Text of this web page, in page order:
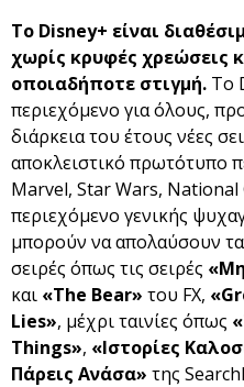
Το Disney+ είναι
χωρίς κρυφές χρεώσεις
οποιαδήποτε στιγμή. Το
περιεχόμενο για όλους,
διάρκεια του έτους νέες
αποκλειστικό πρωτότυπο
Marvel, Star Wars, National
περιεχόμενο γενικής
μπορούν να απολαύσουν
σειρές όπως τις σειρές
και «The Bear» του FX,
Lies», μέχρι ταινίες όπως
Things», «Ιστορίες
Πάρεις Ανάσα» της